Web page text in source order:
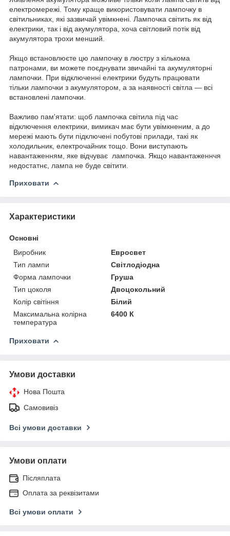
електромережі. Тому краще використовувати лампочку в
світильниках, які зазвичай увімкнені. Лампочка світить як від
електрики, так і від акумулятора, хоча світловий потік від
акумулятора трохи менший.
Якщо встановлюєте цю лампочку в люстру з кількома
патронами, ви можете поєднувати звичайні та акумуляторні
лампочки. При відключенні електрики будуть працювати
тільки лампочки з акумулятором, а за наявності світла — всі
встановлені лампочки.
Важливо пам'ятати: щоб лампочка світила під час
відключення електрики, вимикач має бути увімкненим, а до
мережі мають бути підключені побутові прилади, такі як
холодильник, електрочайник тощо. Вони виступають
навантаженням, яке відчуває лампочка. Якщо навантаженнчя
недостатнє, лампа не буде світити.
Приховати
Характеристики
Основні
Виробник
Евросвет
Тип лампи
Світлодіодна
Форма лампочки
Груша
Тип цоколя
Двоцокольний
Колір світіння
Білий
Максимальна колірна
температура
6400 К
Приховати
Умови доставки
Нова Пошта
Самовивіз
Всі умови доставки
Умови оплати
Післяплата
Оплата за реквізитами
Всі умови оплати